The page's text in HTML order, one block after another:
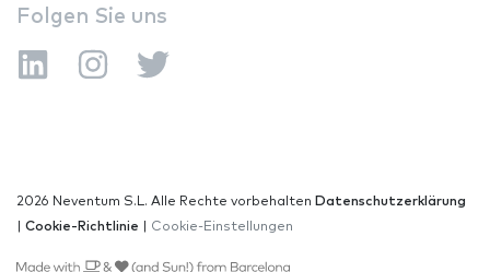
Folgen Sie uns
2026 Neventum S.L. Alle Rechte vorbehalten Datenschutzerklärung
Cookie-Richtlinie Cookie-Einstellungen